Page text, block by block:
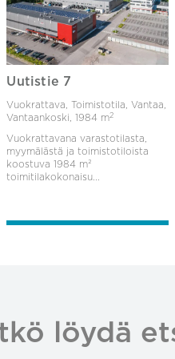
Uutistie 7
Vuokrattava, Toimistotila, Vantaa,
Vantaankoski,1984 m2
Vuokrattavana varastotilasta,
myymälästä ja toimistotiloista
koostuva 1984 m²
toimitilakokonaisu...
löydä